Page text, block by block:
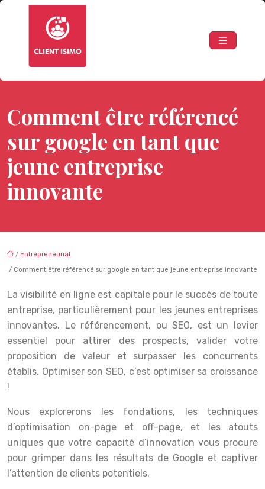
Comment être référencé
sur google en tant que
jeune entreprise
innovante
/ Entrepreneuriat
/ Comment être référencé sur google en tant que jeune entreprise innovante
La visibilité en ligne est capitale pour le succès de toute
entreprise, particulièrement pour les jeunes entreprises
innovantes. Le référencement, ou SEO, est un levier
essentiel pour attirer des prospects, valider votre
proposition de valeur et surpasser les concurrents
établis. Optimiser son SEO, c’est optimiser sa croissance
!
Nous explorerons les fondations, les techniques
d’optimisation on-page et off-page, et les atouts
uniques que votre capacité d’innovation vous procure
pour grimper dans les résultats de Google et captiver
l’attention de clients potentiels.